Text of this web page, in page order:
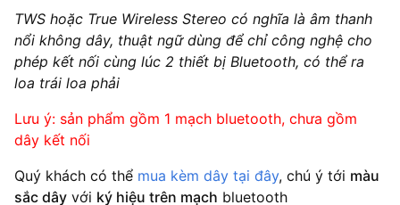
TWS hoặc True Wireless Stereo có nghĩa là âm thanh
nổi không dây, thuật ngữ dùng để chỉ công nghệ cho
phép kết nối cùng lúc 2 thiết bị Bluetooth, có thể ra
loa trái loa phải
Lưu ý: sản phẩm gồm 1 mạch bluetooth, chưa gồm
dây kết nối
Quý khách có thể mua kèm dây tại đây, chú ý tới màu
sắc dây với ký hiệu trên mạch bluetooth